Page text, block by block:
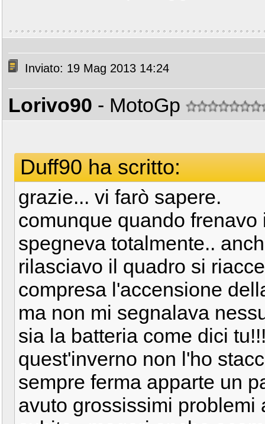
Inviato: 19 Mag 2013 14:24
Lorivo90 - MotoGp
Duff90 ha scritto:
grazie... vi farò sapere.
comunque quando
spegneva totalmente..
rilasciavo il quadro si
compresa l'accensione
ma non mi segnalava
sia la batteria come dici
quest'inverno non l'ho
sempre ferma apparte un
avuto grossissimi problemi